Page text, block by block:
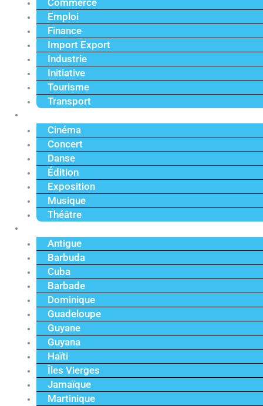
Commerce
Emploi
Finance
Import Export
Industrie
Initiative
Tourisme
Transport
Cinéma
Concert
Danse
Édition
Exposition
Musique
Théâtre
Antigue
Barbuda
Cuba
Barbade
Dominique
Guadeloupe
Guyane
Guyana
Haïti
Îles Vierges
Jamaïque
Martinique